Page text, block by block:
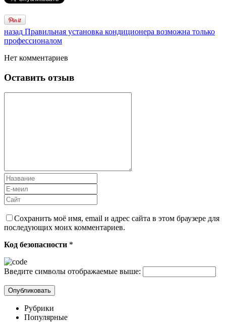
назад Правильная установка кондиционера возможна только
профессионалом
Нет комментариев
Оставить отзыв
Сохранить моё имя, email и адрес сайта в этом браузере для
последующих моих комментариев.
Код безопасности *
Введите символы отображаемые выше:
Рубрики
Популярные